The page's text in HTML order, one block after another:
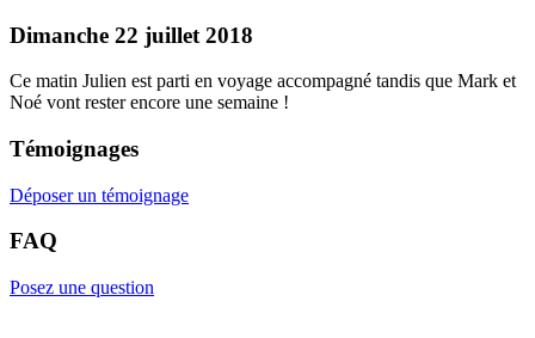
Dimanche 22 juillet 2018
Ce matin Julien est parti en voyage accompagné tandis que Mark et
Noé vont rester encore une semaine !
Témoignages
Déposer un témoignage
FAQ
Posez une question